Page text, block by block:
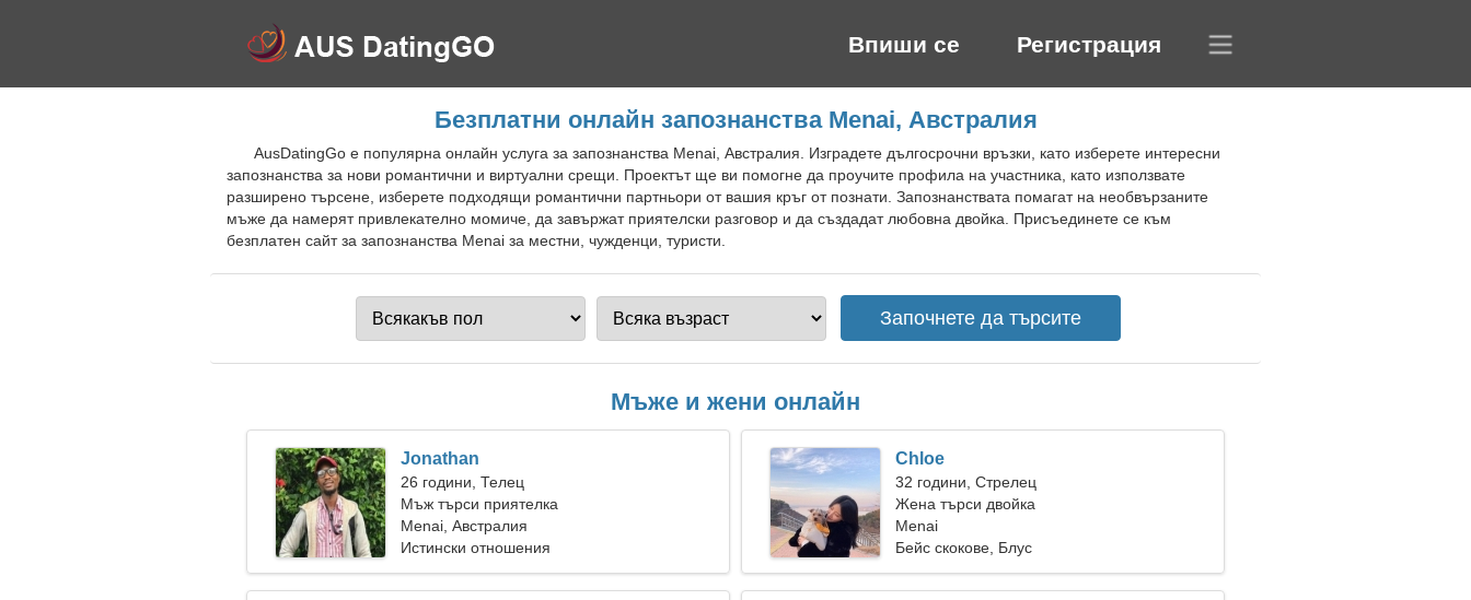
Впиши се Регистрация
Безплатни онлайн запознанства Menai, Австралия
AusDatingGo е популярна онлайн услуга за запознанства Menai, Австралия. Изградете дългосрочни връзки, като изберете интересни
запознанства за нови романтични и виртуални срещи. Проектът ще ви помогне да проучите профила на участника, като използвате
разширено търсене, изберете подходящи романтични партньори от вашия кръг от познати. Запознанствата помагат на необвързаните
мъже да намерят привлекателно момиче, да завържат приятелски разговор и да създадат любовна двойка. Присъединете се към
безплатен сайт за запознанства Menai за местни, чужденци, туристи.
Мъже и жени онлайн
Jonathan
26 години, Телец
Мъж търси приятелка
Menai, Австралия
Истински отношения
Chloe
32 години, Стрелец
Жена търси двойка
Menai
Бейс скокове, Блус